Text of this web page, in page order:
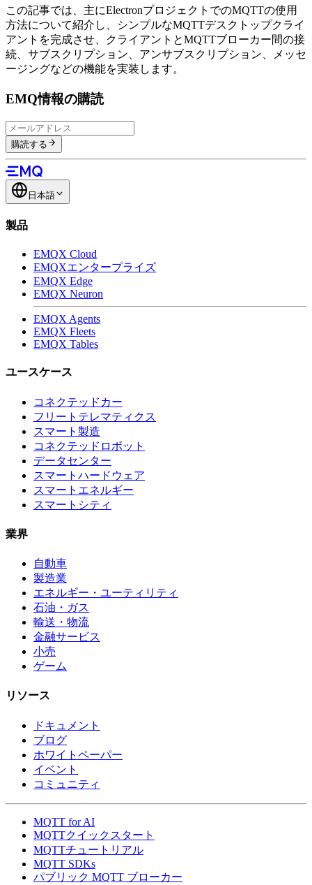
この記事では、主にElectronプロジェクトでのMQTTの使用
方法について紹介し、シンプルなMQTTデスクトップクライ
アントを完成させ、クライアントとMQTTブローカー間の接
続、サブスクリプション、アンサブスクリプション、メッセ
ージングなどの機能を実装します。
EMQ情報の購読
購読する
日本語
製品
EMQX Cloud
EMQXエンタープライズ
EMQX Edge
EMQX Neuron
EMQX Agents
EMQX Fleets
EMQX Tables
ユースケース
コネクテッドカー
フリートテレマティクス
スマート製造
コネクテッドロボット
データセンター
スマートハードウェア
スマートエネルギー
スマートシティ
業界
自動車
製造業
エネルギー・ユーティリティ
石油・ガス
輸送・物流
金融サービス
小売
ゲーム
リソース
ドキュメント
ブログ
ホワイトペーパー
イベント
コミュニティ
MQTT for AI
MQTTクイックスタート
MQTTチュートリアル
MQTT SDKs
パブリック MQTT ブローカー